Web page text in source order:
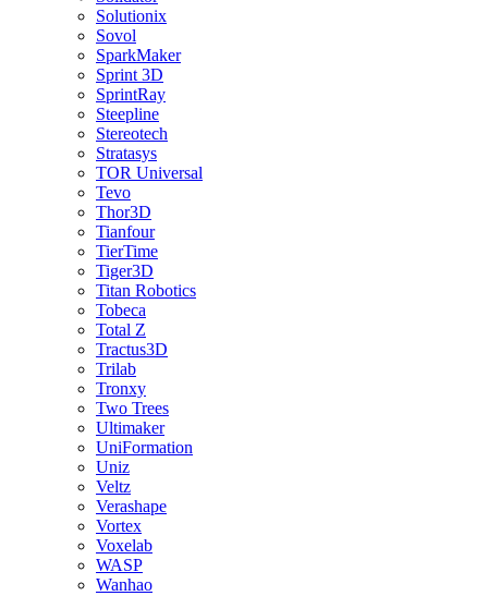
Solutionix
Sovol
SparkMaker
Sprint 3D
SprintRay
Steepline
Stereotech
Stratasys
TOR Universal
Tevo
Thor3D
Tianfour
TierTime
Tiger3D
Titan Robotics
Tobeca
Total Z
Tractus3D
Trilab
Tronxy
Two Trees
Ultimaker
UniFormation
Uniz
Veltz
Verashape
Vortex
Voxelab
WASP
Wanhao